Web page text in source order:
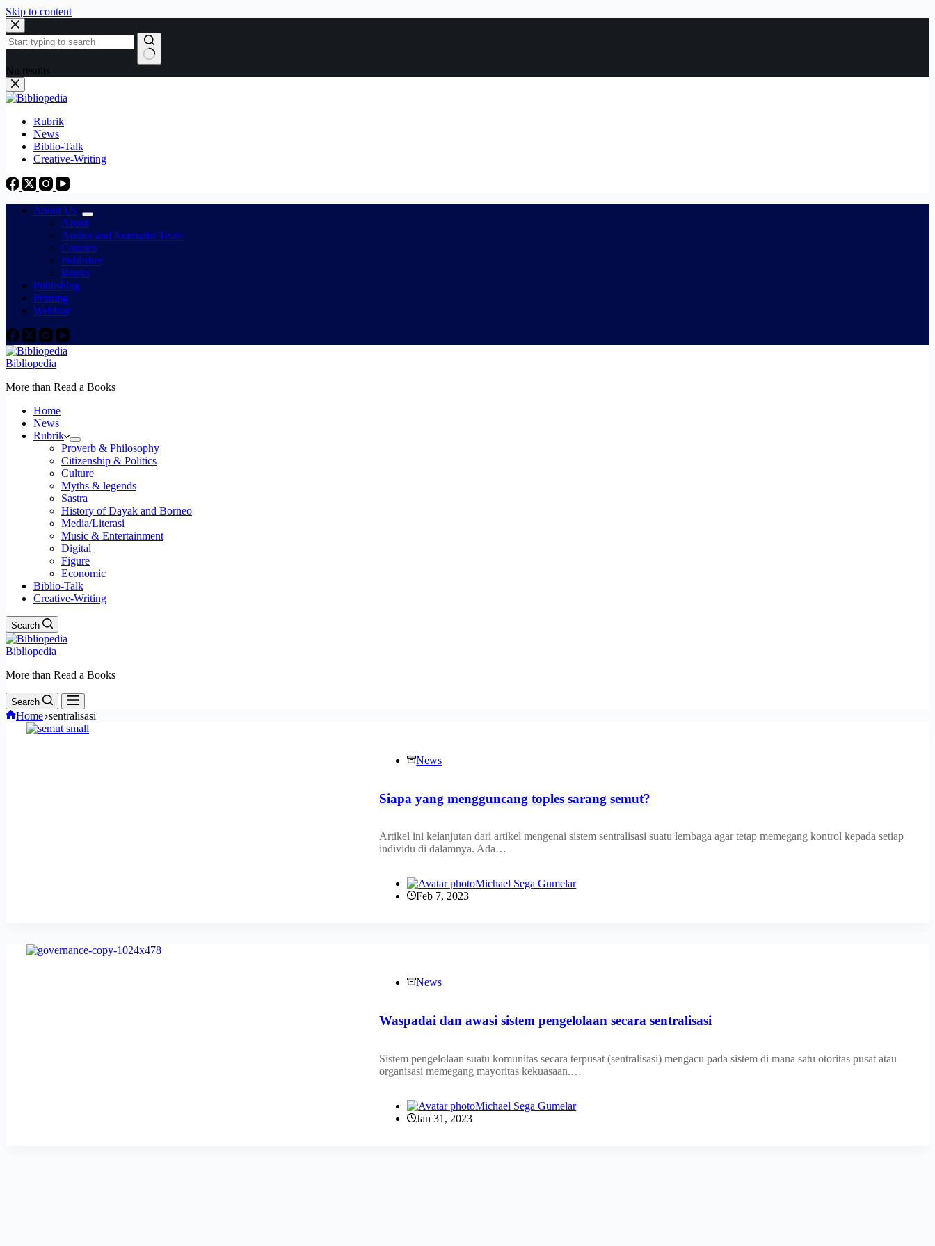
Skip to content
No results
Rubrik
News
Biblio-Talk
Creative-Writing
About Us
About
Author and Journalist Team
Courses
Publisher
Books
Publishing
Printing
Webinar
Bibliopedia
More than Read a Books
Home
News
Rubrik
Proverb & Philosophy
Citizenship & Politics
Culture
Myths & legends
Sastra
History of Dayak and Borneo
Media/Literasi
Music & Entertainment
Digital
Figure
Economic
Biblio-Talk
Creative-Writing
Search
Bibliopedia
More than Read a Books
Search
Home sentralisasi
News
Siapa yang mengguncang toples sarang semut?
Artikel ini kelanjutan dari artikel mengenai sistem sentralisasi suatu lembaga agar tetap memegang kontrol kepada setiap
individu di dalamnya. Ada…
Michael Sega Gumelar
Feb 7, 2023
News
Waspadai dan awasi sistem pengelolaan secara sentralisasi
Sistem pengelolaan suatu komunitas secara terpusat (sentralisasi) mengacu pada sistem di mana satu otoritas pusat atau
organisasi memegang mayoritas kekuasaan.…
Michael Sega Gumelar
Jan 31, 2023